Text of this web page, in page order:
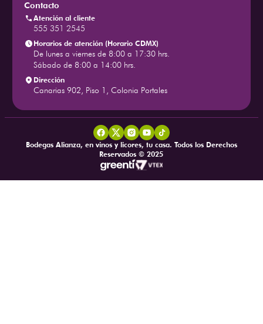
Contacto
Atención al cliente
555 351 2545
Horarios de atención (Horario CDMX)
De lunes a viernes de 8:00 a 17:30 hrs.
Sábado de 8:00 a 14:00 hrs.
Dirección
Canarias 902, Piso 1, Colonia Portales
Bodegas Alianza, en vinos y licores, tu casa. Todos los Derechos
Reservados © 2025